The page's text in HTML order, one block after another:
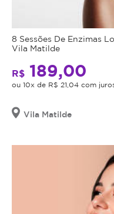
8 Sessões De Enzimas
Vila Matilde
R$ 189,00
ou 10x de R$ 21,04 com
Vila Matilde